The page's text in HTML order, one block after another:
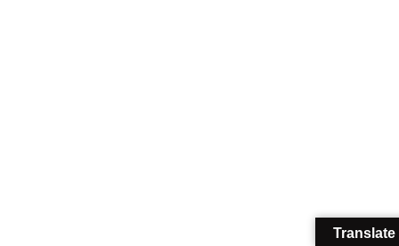
Translate